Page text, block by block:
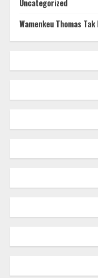
Uncategorized
Wamenkeu Thomas